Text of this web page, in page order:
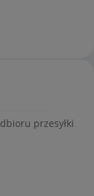
przesyłki